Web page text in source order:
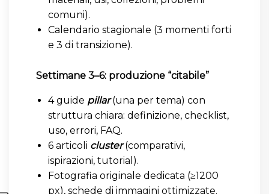
comuni).
Calendario stagionale (3 momenti forti
e 3 di transizione).
Settimane 3–6: produzione “citabile”
4 guide pillar(una per tema) con
struttura chiara: definizione, checklist,
uso, errori, FAQ.
6 articoli cluster(comparativi,
ispirazioni, tutorial).
Fotografia originale dedicata (≥1200
px), schede di immagini ottimizzate.